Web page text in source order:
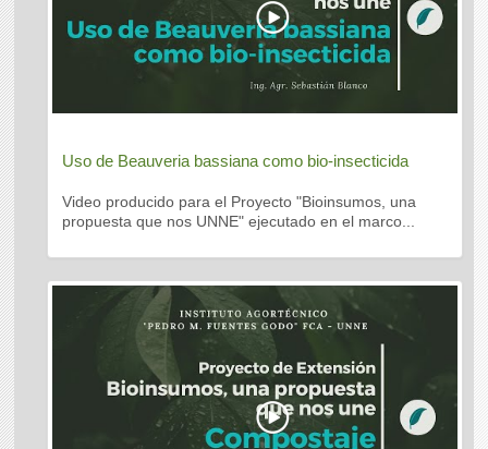
Uso de Beauveria bassiana como bio-insecticida
Video producido para el Proyecto "Bioinsumos, una
propuesta que nos UNNE" ejecutado en el marco...